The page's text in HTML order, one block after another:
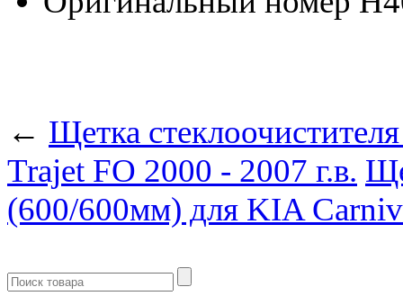
← Щетка
Trajet FO 2000 - 2007 г.в.
(600/600мм) для KIA